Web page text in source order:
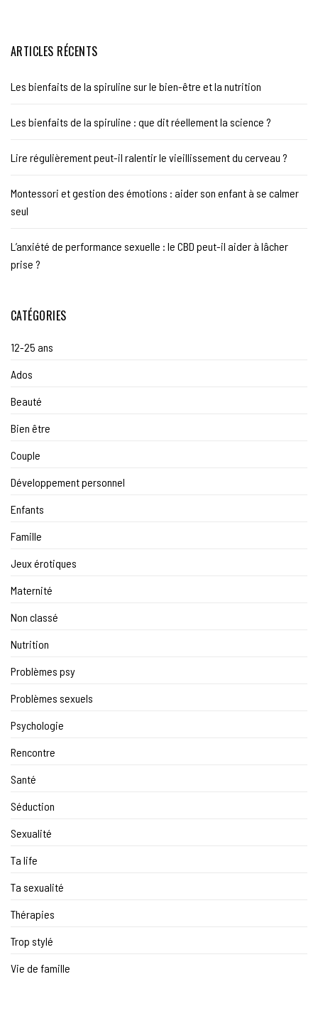
ARTICLES RÉCENTS
Les bienfaits de la spiruline sur le bien-être et la nutrition
Les bienfaits de la spiruline : que dit réellement la science ?
Lire régulièrement peut-il ralentir le vieillissement du cerveau ?
Montessori et gestion des émotions : aider son enfant à se calmer
seul
L’anxiété de performance sexuelle : le CBD peut-il aider à lâcher
prise ?
CATÉGORIES
12-25 ans
Ados
Beauté
Bien être
Couple
Développement personnel
Enfants
Famille
Jeux érotiques
Maternité
Non classé
Nutrition
Problèmes psy
Problèmes sexuels
Psychologie
Rencontre
Santé
Séduction
Sexualité
Ta life
Ta sexualité
Thérapies
Trop stylé
Vie de famille